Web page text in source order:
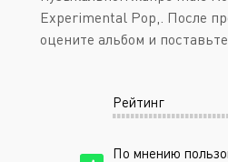
Experimental Pop,. После
оцените альбом и
Рейтинг
По мнению